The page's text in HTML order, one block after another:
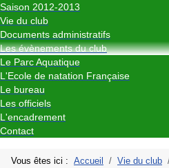
Saison 2012-2013
Vie du club
Documents administratifs
Les évènements du club
Le Parc Aquatique
L'Ecole de natation Française
Le bureau
Les officiels
L'encadrement
Contact
Vous êtes ici : Accueil Vie du club